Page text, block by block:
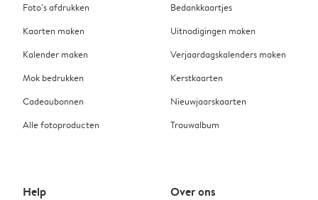
Foto’s afdrukken
Kaarten maken
Kalender maken
Mok bedrukken
Cadeaubonnen
Alle fotoproducten
Bedankkaartjes
Uitnodigingen maken
Verjaardagskalenders maken
Kerstkaarten
Nieuwjaarskaarten
Trouwalbum
Help Over ons